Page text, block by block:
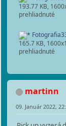
193.77 KB,
prehliadnuté
165.7 KB,
prehliadnuté
martinn
09. Január 2022,